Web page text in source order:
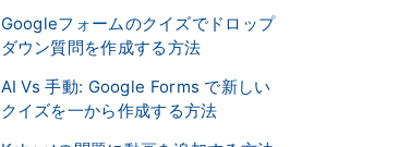
Googleフォームのクイズでドロップ
ダウン質問を作成する方法
AI Vs 手動: Google Forms で新しい
クイズを一から作成する方法